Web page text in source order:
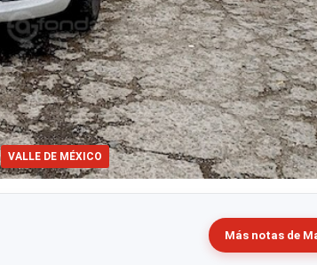
VALLE DE MÉXICO
Más notas de